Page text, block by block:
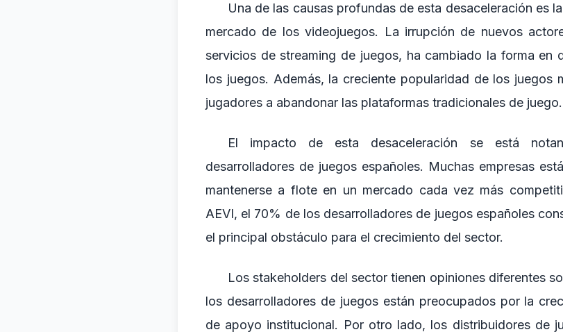
Una de las causas profundas de esta desaceleración es
mercado de los videojuegos. La irrupción de nuevos
servicios de streaming de juegos, ha cambiado la forma en
los juegos. Además, la creciente popularidad de los juegos
jugadores a abandonar las plataformas tradicionales de juego.
El impacto de esta desaceleración se está
desarrolladores de juegos españoles. Muchas empresas
mantenerse a flote en un mercado cada vez más
AEVI, el 70% de los desarrolladores de juegos españoles
el principal obstáculo para el crecimiento del sector.
Los stakeholders del sector tienen opiniones diferentes
los desarrolladores de juegos están preocupados por la
de apoyo institucional. Por otro lado, los distribuidores de